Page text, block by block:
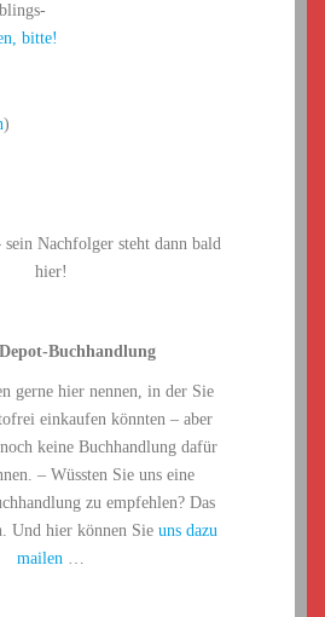
bitte!
)
sein Nachfolger steht dann bald
hier!
Buchhandlung
gerne hier nennen, in der Sie
einkaufen könnten – aber
keine Buchhandlung dafür
– Wüssten Sie uns eine
zu empfehlen? Das
Und hier können Sieuns dazu
mailen …